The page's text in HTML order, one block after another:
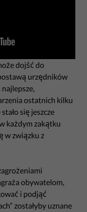
dojść do
urzędników
ostatnich kilku
się jeszcze
każdym zakątku
w związku z
obywatelom,
i podjąć
zostałyby uznane